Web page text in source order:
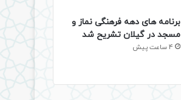
برنامه های دهه فرهنگی نماز و
مسجد در گیلان تشریح شد
4 ساعت پیش